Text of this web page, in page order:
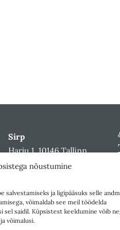
nõustumine
salvestamiseks ja ligipääsuks selle
võimaldab see meil töödelda
sel saidil. Küpsistest keeldumine võib
võimalusi.
Sirp
Harju 1, 10146 Tallinn
sirp@sirp.ee
Toeta